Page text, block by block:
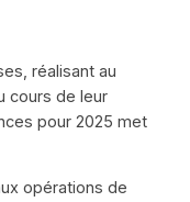
réalisant au
cours de leur
pour 2025 met
opérations de